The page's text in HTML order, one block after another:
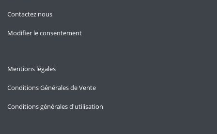
Contactez nous
Modifier le consentement
Mentions légales
Conditions Générales de Vente
Conditions générales d'utilisation